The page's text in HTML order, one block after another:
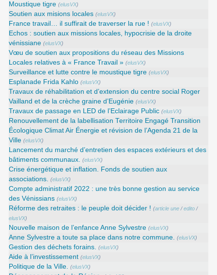
Moustique tigre (elusVX)
Soutien aux misions locales (elusVX)
France travail… il suffirait de traverser la rue ! (elusVX)
Echos : soutien aux missions locales, hypocrisie de la droite
vénissiane (elusVX)
Vœu de soutien aux propositions du réseau des Missions
Locales relatives à « France Travail » (elusVX)
Surveillance et lutte contre le moustique tigre (elusVX)
Esplanade Frida Kahlo (elusVX)
Travaux de réhabilitation et d’extension du centre social Roger
Vailland et de la crèche graine d’Eugénie (elusVX)
Travaux de passage en LED de l’Eclairage Public (elusVX)
Renouvellement de la labellisation Territoire Engagé Transition
Écologique Climat Air Énergie et révision de l’Agenda 21 de la
Ville (elusVX)
Lancement du marché d’entretien des espaces extérieurs et des
bâtiments communaux. (elusVX)
Crise énergétique et inflation. Fonds de soutien aux
associations. (elusVX)
Compte administratif 2022 : une très bonne gestion au service
des Vénissians (elusVX)
Réforme des retraites : le peuple doit décider ! (article une /edito /
elusVX)
Nouvelle maison de l’enfance Anne Sylvestre (elusVX)
Anne Sylvestre a toute sa place dans notre commune. (elusVX)
Gestion des déchets forains. (elusVX)
Aide à l’investissement (elusVX)
Politique de la Ville. (elusVX)